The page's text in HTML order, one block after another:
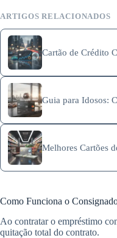
ARTIGOS RELACIONADOS
Cartão de Crédito
Guia para Idosos:
Melhores Cartões
Como Funciona o
Ao contratar o empréstimo
quitação total do contrato.